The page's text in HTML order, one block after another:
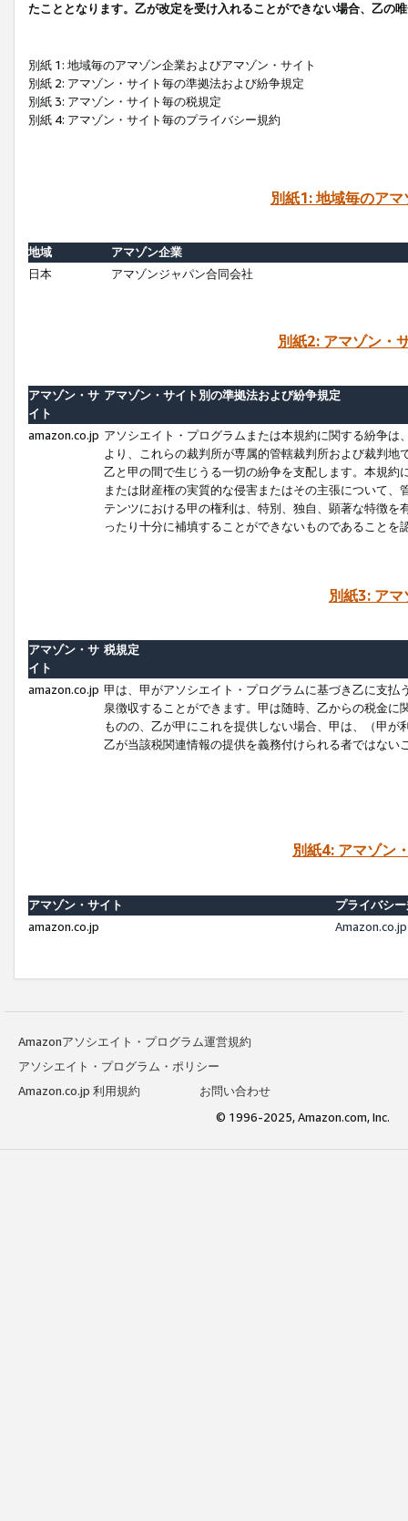
たこととなります。乙が改定を受け入れることができない場合、乙の
別紙 1: 地域毎のアマゾン企業およびアマゾン・サイト
別紙 2: アマゾン・サイト毎の準拠法および紛争規定
別紙 3: アマゾン・サイト毎の税規定
別紙 4: アマゾン・サイト毎のプライバシー規約
別紙1: 地域毎のア
地域
アマゾン企業
日本
アマゾンジャパン合同会社
別紙2: アマゾン・
アマゾン・サ
イト
アマゾン・サイト別の準拠法および紛争規定
amazon.co.jp アソシエイト・プログラムまたは本規約に関する紛争
より、これらの裁判所が専属的管轄裁判所および裁判
乙と甲の間で生じうる一切の紛争を支配します。本規
または財産権の実質的な侵害またはその主張について
テンツにおける甲の権利は、特別、独自、顕著な特徴
ったり十分に補填することができないものであることを
別紙3: ア
アマゾン・サ
イト
税規定
amazon.co.jp 甲は、甲がアソシエイト・プログラムに基づき乙に支
泉徴収することができます。甲は随時、乙からの税金
ものの、乙が甲にこれを提供しない場合、甲は、（甲
乙が当該税関連情報の提供を義務付けられる者ではな
別紙4: アマゾン
アマゾン・サイト
プライバシ
amazon.co.jp
Amazonアソシエイト・プログラム運営規約
アソシエイト・プログラム・ポリシー
Amazon.co.jp 利用規約
お問い合わせ
© 1996-2025, Amazon.com, Inc.